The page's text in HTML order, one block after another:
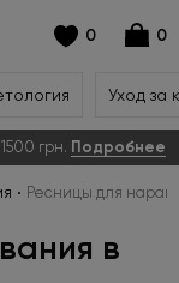
0 0
Уход за
грн. Подробнее
Ресницы для
в